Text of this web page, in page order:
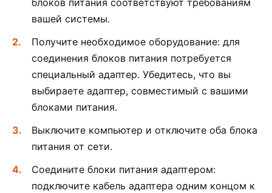
вашей системы.
Получите необходимое оборудование: для
соединения блоков питания потребуется
специальный адаптер. Убедитесь, что вы
выбираете адаптер, совместимый с вашими
блоками питания.
Выключите компьютер и отключите оба блока
питания от сети.
Соедините блоки питания адаптером:
подключите кабель адаптера одним концом к